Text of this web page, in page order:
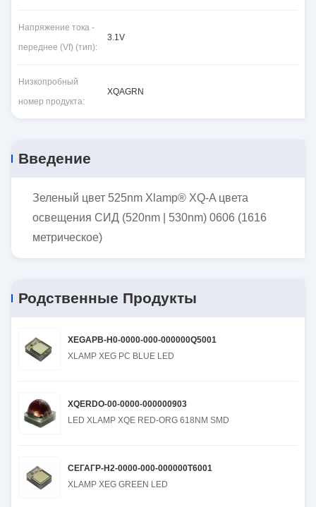
Напряжение тока -
переднее (Vf) (тип):
3.1V
Низкопробный
номер продукта:
XQAGRN
Введение
Зеленый цвет 525nm Xlamp® XQ-A цвета
освещения СИД (520nm | 530nm) 0606 (1616
метрическое)
Родственные Продукты
XEGAPB-H0-0000-000-000000Q5001
XLAMP XEG PC BLUE LED
XQERDO-00-0000-000000903
LED XLAMP XQE RED-ORG 618NM SMD
СЕГАГР-H2-0000-000-000000T6001
XLAMP XEG GREEN LED